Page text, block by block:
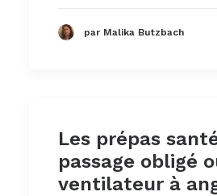
par Malika Butzbach
Les prépas
passage obligé
ventilateur à